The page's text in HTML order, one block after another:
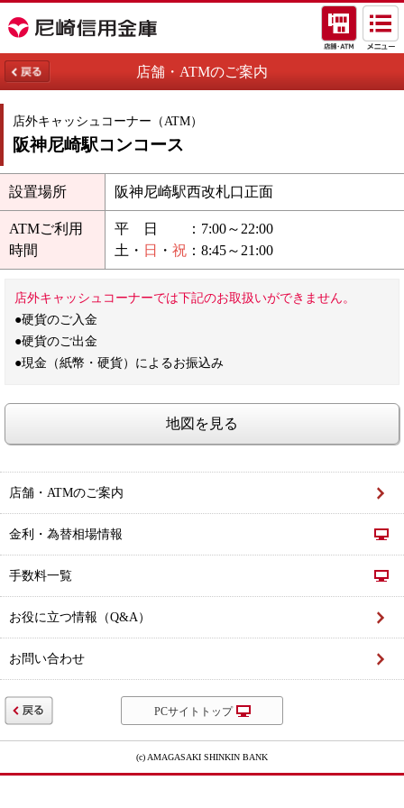
店舗・
店舗・ATMのご案内
店外キャッシュコーナー（ATM）
阪神尼崎駅コンコース
設置場所 阪神尼崎駅西改札口正面
ATMご利用
時間
平 日
：7:00～22:00
土 ・ 日 ・ 祝 ：8:45～21:00
店外キャッシュコーナーでは下記のお取扱いができません。
●硬貨のご入金
●硬貨のご出金
●現金（紙幣・硬貨）によるお振込み
地図を見る
店舗・ATMのご案内
金利・為替相場情報
手数料一覧
お役に立つ情報（Q&A）
お問い合わせ
PCサイトトップ
(c) AMAGASAKI SHINKIN BANK